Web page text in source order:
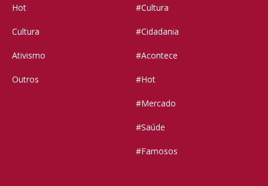
Hot
Cultura
Ativismo
Outros
#Cultura
#Cidadania
#Acontece
#Hot
#Mercado
#Saúde
#Famosos